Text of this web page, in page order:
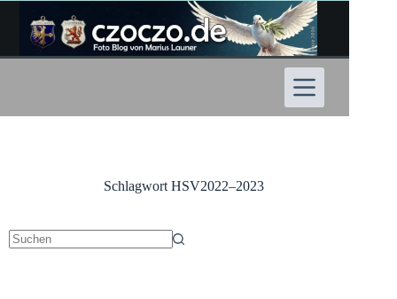
Inhalt
springen
SchlagwortHSV2022–2023